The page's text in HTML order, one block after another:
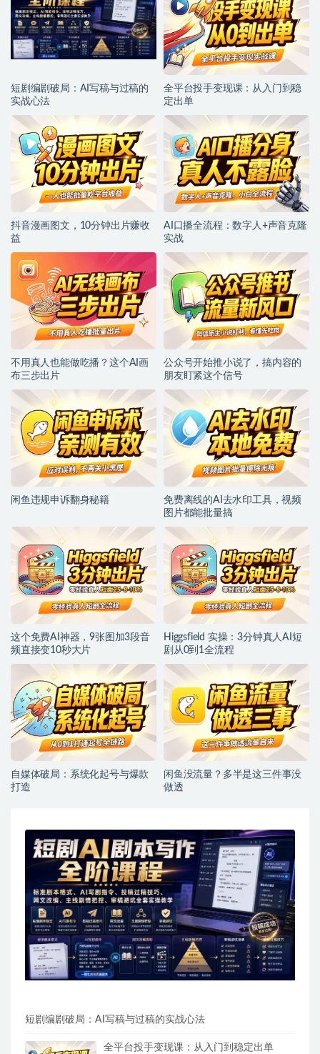
短剧编剧破局：AI写稿与过稿的
实战心法
全平台投手变现课：从入门到稳
定出单
抖音漫画图文，10分钟出片赚收
益
AI口播全流程：数字人+声音克隆
实战
不用真人也能做吃播？这个AI画
布三步出片
公众号开始推小说了，搞内容的
朋友盯紧这个信号
闲鱼违规申诉翻身秘籍
免费离线的AI去水印工具，视频
图片都能批量搞
这个免费AI神器，9张图加3段音
频直接变10秒大片
Higgsfield 实操：3分钟真人AI短
剧从0到1全流程
自媒体破局：系统化起号与爆款
打造
闲鱼没流量？多半是这三件事没
做透
短剧编剧破局：AI写稿与过稿的实战心法
全平台投手变现课：从入门到稳定出单